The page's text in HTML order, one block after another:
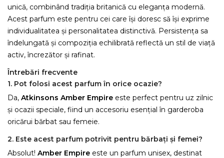
unică, combinând tradiția britanică cu eleganța modernă.
Acest parfum este pentru cei care își doresc să își exprime
individualitatea și personalitatea distinctivă. Persistența sa
îndelungată și compoziția echilibrată reflectă un stil de viață
activ, încrezător și rafinat.
Întrebări frecvente
1. Pot folosi acest parfum în orice ocazie?
Da, Atkinsons Amber Empire este perfect pentru uz zilnic
și ocazii speciale, fiind un accesoriu esențial în garderoba
oricărui bărbat sau femeie.
2. Este acest parfum potrivit pentru bărbați și femei?
Absolut! Amber Empire este un parfum unisex, destinat